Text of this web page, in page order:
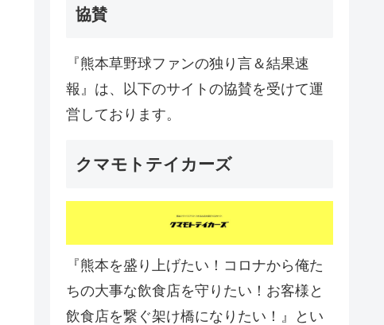
協賛
『熊本草野球ファンの独り言＆結果速
報』は、以下のサイトの協賛を受けて運
営しております。
クマモトテイカーズ
『熊本を盛り上げたい！コロナから俺た
ちの大事な飲食店を守りたい！お客様と
飲食店を繋ぐ架け橋になりたい！』とい